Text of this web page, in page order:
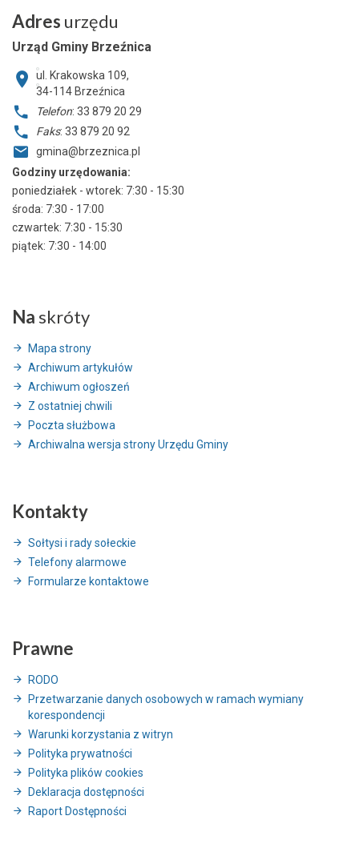
Adres urzędu
Urząd Gminy Brzeźnica
ul. Krakowska 109,
34-114 Brzeźnica
Telefon: 33 879 20 29
Faks: 33 879 20 92
gmina@brzeznica.pl
Godziny urzędowania:
poniedziałek - wtorek: 7:30 - 15:30
środa: 7:30 - 17:00
czwartek: 7:30 - 15:30
piątek: 7:30 - 14:00
Na skróty
Mapa strony
Archiwum artykułów
Archiwum ogłoszeń
Z ostatniej chwili
Poczta służbowa
Archiwalna wersja strony Urzędu Gminy
Kontakty
Sołtysi i rady sołeckie
Telefony alarmowe
Formularze kontaktowe
Prawne
RODO
Przetwarzanie danych osobowych w ramach wymiany
korespondencji
Warunki korzystania z witryn
Polityka prywatności
Polityka plików cookies
Deklaracja dostępności
Raport Dostępności